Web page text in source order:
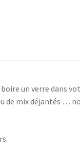
un verre dans
de mix déjantés …